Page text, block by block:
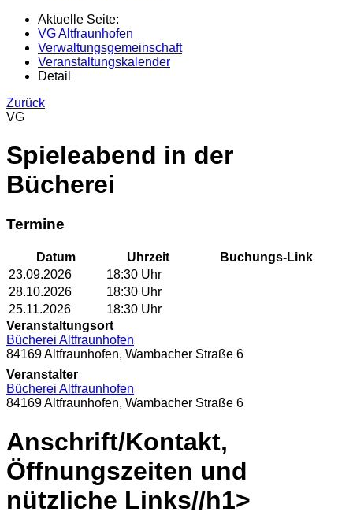
Aktuelle Seite:
VG Altfraunhofen
Verwaltungsgemeinschaft
Veranstaltungskalender
Detail
Zurück
VG
Spieleabend in der
Bücherei
Termine
Datum Uhrzeit
Buchungs-Link
23.09.2026
18:30 Uhr
28.10.2026
18:30 Uhr
25.11.2026
18:30 Uhr
Veranstaltungsort
Bücherei Altfraunhofen
84169 Altfraunhofen, Wambacher Straße 6
Veranstalter
Bücherei Altfraunhofen
84169 Altfraunhofen, Wambacher Straße 6
Anschrift/Kontakt,
Öffnungszeiten und
nützliche Links//h1>